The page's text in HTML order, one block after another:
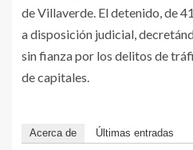
de Villaverde. El detenido, de
a disposición judicial,
sin fianza por los delitos de
de capitales.
Acerca de Últimas entradas